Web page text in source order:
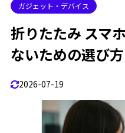
ガジェット・デバイス
折りたたみ スマ
ないための選び方
2026-07-19
2.3 折りたたみスマホ 売
2.4 折りたたみスマホ 最
2.5 折りたたみ スマホ失